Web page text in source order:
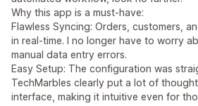
Why this app is a must-have:
Flawless Syncing: Orders, customers,
in real-time. I no longer have to worry
manual data entry errors.
Easy Setup: The configuration was
TechMarbles clearly put a lot of
interface, making it intuitive even for